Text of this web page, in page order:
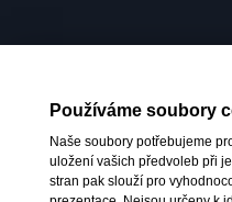
Používáme soubory
Naše soubory potřebujeme
uložení vašich předvoleb při
stran pak slouží pro